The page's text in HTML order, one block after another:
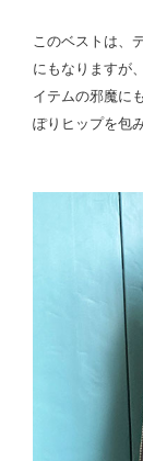
このベストは、
にもなりますが
イテムの邪魔に
ぽりヒップを包